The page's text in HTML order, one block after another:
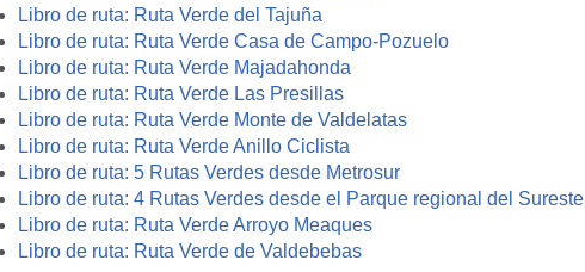
Libro de ruta: Ruta Verde del Tajuña
Libro de ruta: Ruta Verde Casa de Campo-Pozuelo
Libro de ruta: Ruta Verde Majadahonda
Libro de ruta: Ruta Verde Las Presillas
Libro de ruta: Ruta Verde Monte de Valdelatas
Libro de ruta: Ruta Verde Anillo Ciclista
Libro de ruta: 5 Rutas Verdes desde Metrosur
Libro de ruta: 4 Rutas Verdes desde el Parque regional del Sureste
Libro de ruta: Ruta Verde Arroyo Meaques
Libro de ruta: Ruta Verde de Valdebebas